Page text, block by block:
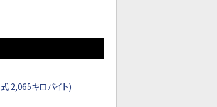
2,065キロバイト)